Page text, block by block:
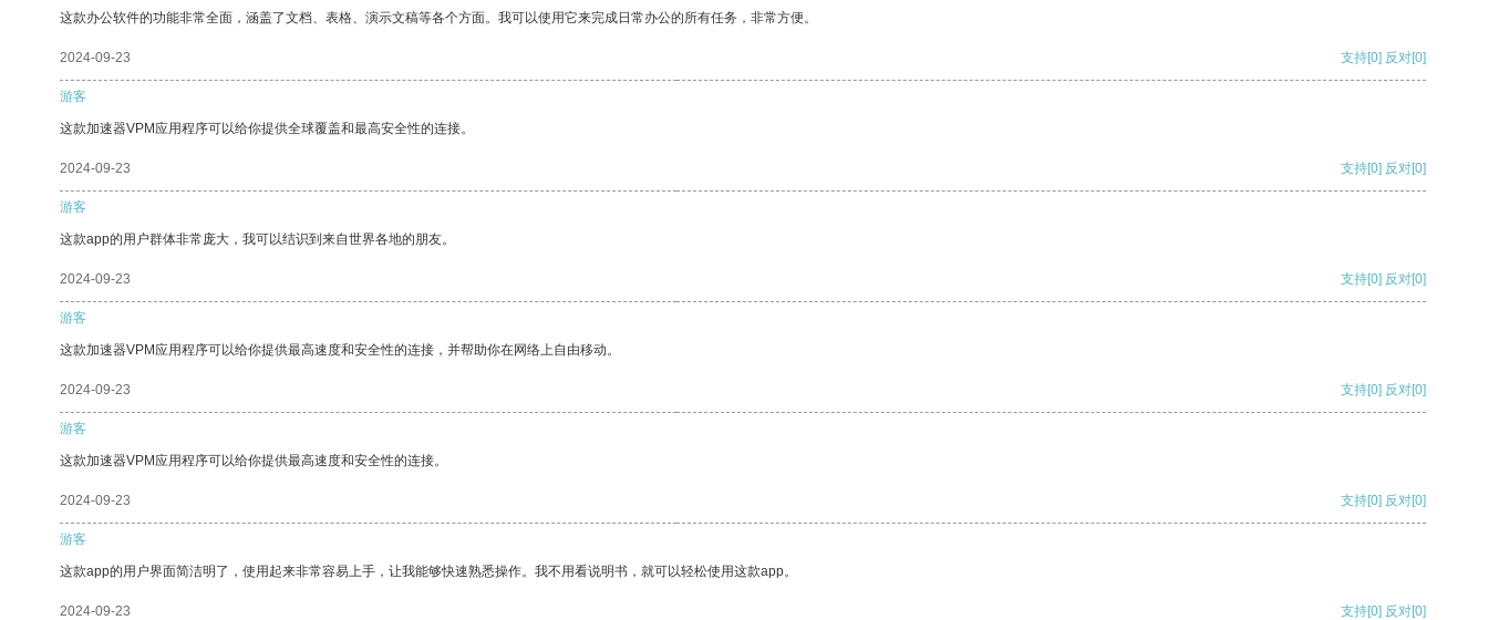
这款办公软件的功能非常全面，涵盖了文档、表格、演示文稿等各个方面。我可以使用它来完成日常办公的所有任务，非常方便。
2024-09-23 支持[0] 反对[0]
游客
这款加速器VPM应用程序可以给你提供全球覆盖和最高安全性的连接。
2024-09-23 支持[0] 反对[0]
游客
这款app的用户群体非常庞大，我可以结识到来自世界各地的朋友。
2024-09-23 支持[0] 反对[0]
游客
这款加速器VPM应用程序可以给你提供最高速度和安全性的连接，并帮助你在网络上自由移动。
2024-09-23 支持[0] 反对[0]
游客
这款加速器VPM应用程序可以给你提供最高速度和安全性的连接。
2024-09-23 支持[0] 反对[0]
游客
这款app的用户界面简洁明了，使用起来非常容易上手，让我能够快速熟悉操作。我不用看说明书，就可以轻松使用这款app。
2024-09-23 支持[0] 反对[0]